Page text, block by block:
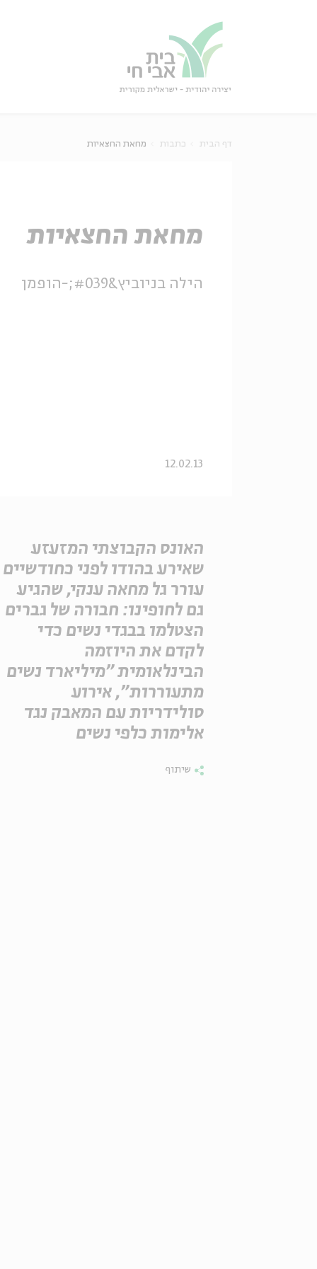
דף הבית כתבות מחאת החצאיות
מחאת החצאיות
הילה בניוביץ&#039;-הופמן
12.02.13
האונס הקבוצתי המזעזע
שאירע בהודו לפני כחודשיים
עורר גל מחאה ענקי, שהגיע
גם לחופינו: חבורה של גברים
הצטלמו בבגדי נשים כדי
לקדם את היוזמה
הבינלאומית "מיליארד נשים
מתעוררות", אירוע
סולידריות עם המאבק נגד
אלימות כלפי נשים
שיתוף